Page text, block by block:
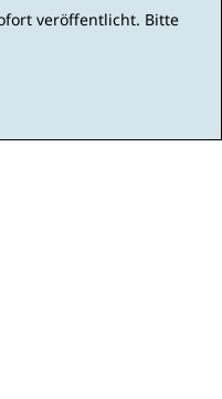
veröffentlicht. Bitte